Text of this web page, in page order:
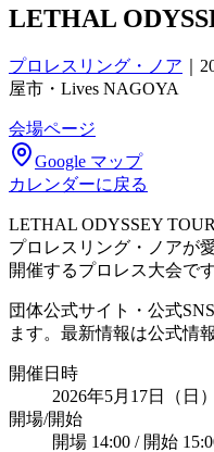
LETHAL
プロレスリング・ノア
屋市・Lives NAGOYA
会場ページ
Google マップ
カレンダーに戻る
LETHAL ODYSSEY
プロレスリング・ノアが
開催するプロレス大会です
団体公式サイト・公式
ます。最新情報は公式情
開催日時
2026年5月17日（日）
開場/開始
開場 14:00 / 開始